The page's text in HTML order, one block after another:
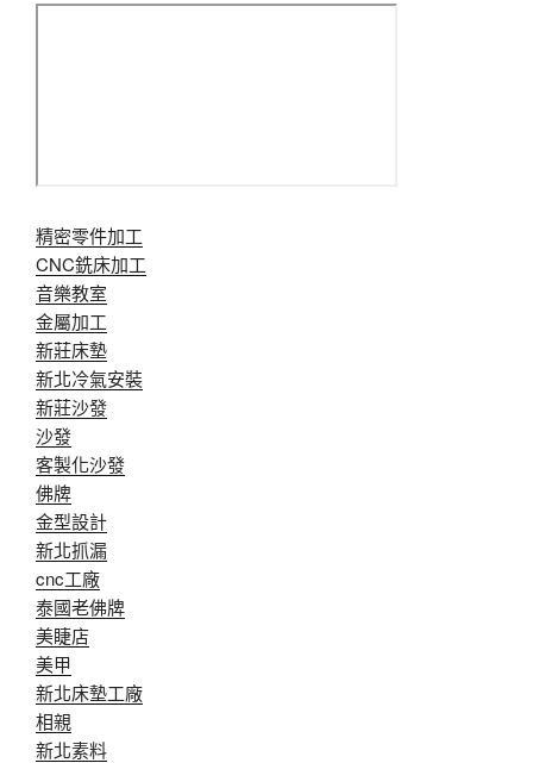
精密零件加工
CNC銑床加工
音樂教室
金屬加工
新莊床墊
新北冷氣安裝
新莊沙發
沙發
客製化沙發
佛牌
金型設計
新北抓漏
cnc工廠
泰國老佛牌
美睫店
美甲
新北床墊工廠
相親
新北素料